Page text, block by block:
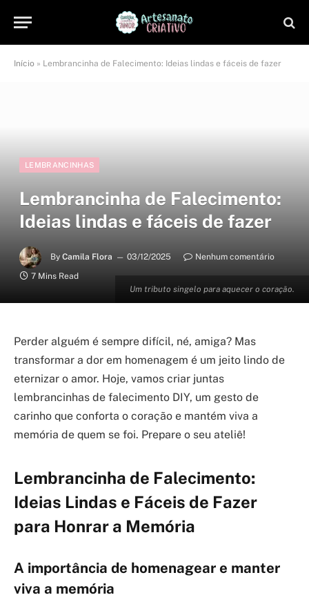
Início » Lembrancinha de Falecimento: Ideias lindas e fáceis de fazer
Um tributo singelo para aquecer o coração.
LEMBRANCINHAS
Lembrancinha de Falecimento:
Ideias lindas e fáceis de fazer
By Camila Flora 03/12/2025
Nenhum comentário
7 Mins Read
Perder alguém é sempre difícil, né, amiga? Mas
transformar a dor em homenagem é um jeito lindo de
eternizar o amor. Hoje, vamos criar juntas
lembrancinhas de falecimento DIY, um gesto de
carinho que conforta o coração e mantém viva a
memória de quem se foi. Prepare o seu ateliê!
Lembrancinha de Falecimento:
Ideias Lindas e Fáceis de Fazer
para Honrar a Memória
A importância de homenagear e manter
viva a memória